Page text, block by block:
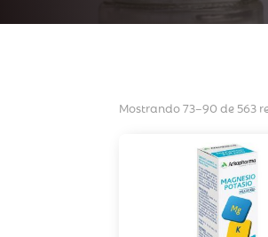
Mostrando 73–90 de 563